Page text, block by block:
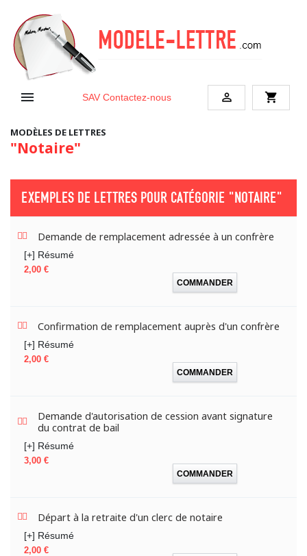
 SAV Contactez-nous  shopping_cart
MODÈLES DE LETTRES
"Notaire"
EXEMPLES DE LETTRES POUR CATÉGORIE "NOTAIRE"
Demande de remplacement adressée à un confrère
[+] Résumé
Prix
2,00 €
COMMANDER
Confirmation de remplacement auprès d'un confrère
[+] Résumé
Prix
2,00 €
COMMANDER
Demande d'autorisation de cession avant signature
du contrat de bail
[+] Résumé
Prix
3,00 €
COMMANDER
Départ à la retraite d'un clerc de notaire
[+] Résumé
Prix
2,00 €